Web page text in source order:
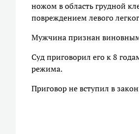
ножом в область грудной
повреждением левого
Мужчина признан виновным
Суд приговорил его к 8
режима.
Приговор не вступил в